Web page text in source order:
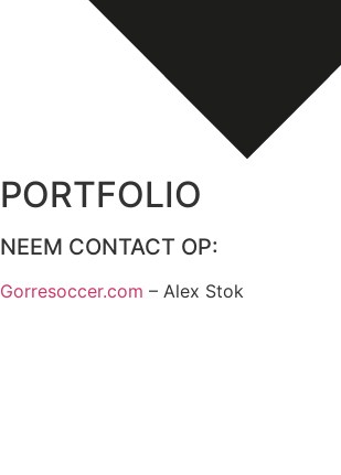
PORTFOLIO
NEEM CONTACT OP:
Gorresoccer.com – Alex Stok